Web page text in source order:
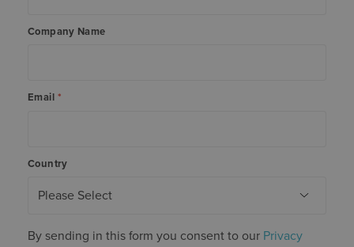
Company Name
Email *
Country
By sending in this form you consent to our Privacy